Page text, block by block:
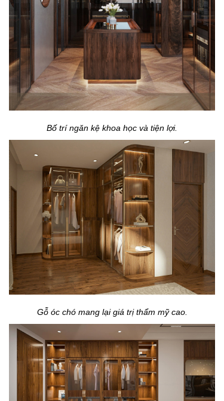
Bố trí ngăn kệ khoa học và tiện lợi.
Gỗ óc chó mang lại giá trị thẩm mỹ cao.